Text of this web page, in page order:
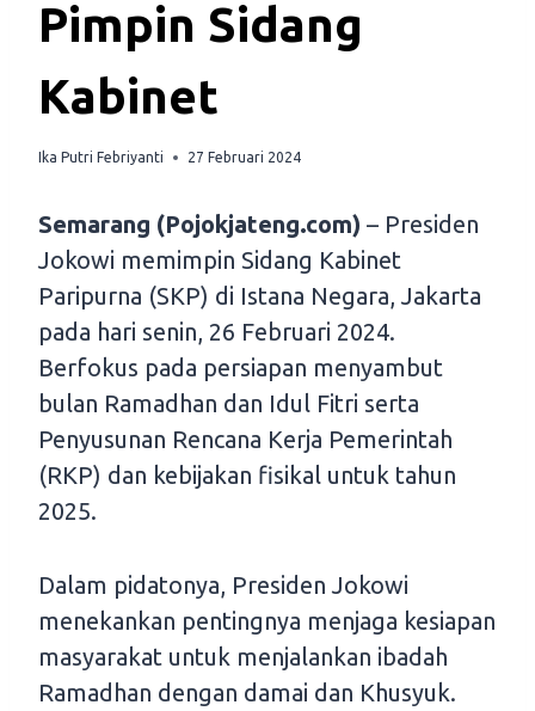
Pimpin Sidang
Kabinet
Ika Putri Febriyanti 27 Februari 2024
Semarang (Pojokjateng.com) – Presiden
Jokowi memimpin Sidang Kabinet
Paripurna (SKP) di Istana Negara, Jakarta
pada hari senin, 26 Februari 2024.
Berfokus pada persiapan menyambut
bulan Ramadhan dan Idul Fitri serta
Penyusunan Rencana Kerja Pemerintah
(RKP) dan kebijakan fisikal untuk tahun
2025.
Dalam pidatonya, Presiden Jokowi
menekankan pentingnya menjaga kesiapan
masyarakat untuk menjalankan ibadah
Ramadhan dengan damai dan Khusyuk.